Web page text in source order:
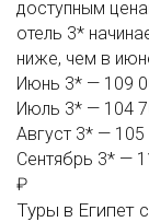
доступным
отель 3*
ниже, чем в
Июнь 3* — 109
Июль 3* — 104
Август 3* — 105
Сентябрь 3* —
₽
Туры в Египет